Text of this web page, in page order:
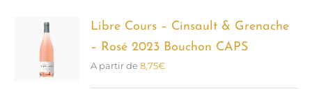
Libre Cours – Cinsault & Grenache
– Rosé 2023 Bouchon CAPS
A partir de8,75€